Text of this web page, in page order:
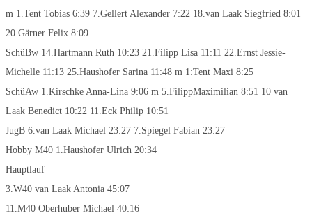
m 1.Tent Tobias 6:39 7.Gellert Alexander 7:22 18.van Laak Siegfried 8:01
20.Gärner Felix 8:09
SchüBw 14.Hartmann Ruth 10:23 21.Filipp Lisa 11:11 22.Ernst Jessie-
Michelle 11:13 25.Haushofer Sarina 11:48 m 1:Tent Maxi 8:25
SchüAw 1.Kirschke Anna-Lina 9:06 m 5.FilippMaximilian 8:51 10 van
Laak Benedict 10:22 11.Eck Philip 10:51
JugB 6.van Laak Michael 23:27 7.Spiegel Fabian 23:27
Hobby M40 1.Haushofer Ulrich 20:34
Hauptlauf
3.W40 van Laak Antonia 45:07
11.M40 Oberhuber Michael 40:16